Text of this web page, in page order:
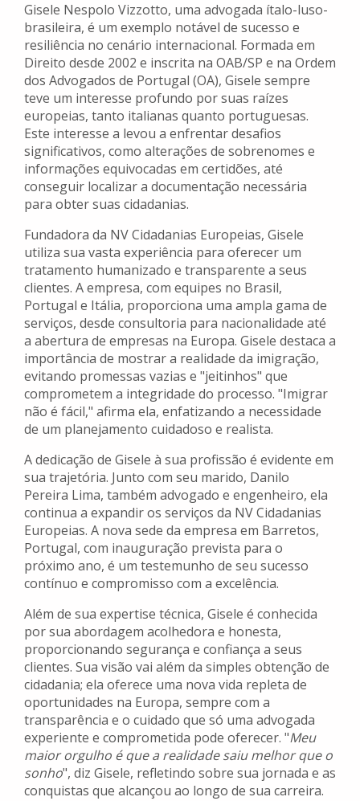
Gisele Nespolo Vizzotto, uma advogada ítalo-luso-
brasileira, é um exemplo notável de sucesso e
resiliência no cenário internacional. Formada em
Direito desde 2002 e inscrita na OAB/SP e na Ordem
dos Advogados de Portugal (OA), Gisele sempre
teve um interesse profundo por suas raízes
europeias, tanto italianas quanto portuguesas.
Este interesse a levou a enfrentar desafios
significativos, como alterações de sobrenomes e
informações equivocadas em certidões, até
conseguir localizar a documentação necessária
para obter suas cidadanias.
Fundadora da NV Cidadanias Europeias, Gisele
utiliza sua vasta experiência para oferecer um
tratamento humanizado e transparente a seus
clientes. A empresa, com equipes no Brasil,
Portugal e Itália, proporciona uma ampla gama de
serviços, desde consultoria para nacionalidade até
a abertura de empresas na Europa. Gisele destaca a
importância de mostrar a realidade da imigração,
evitando promessas vazias e "jeitinhos" que
comprometem a integridade do processo. "Imigrar
não é fácil," afirma ela, enfatizando a necessidade
de um planejamento cuidadoso e realista.
A dedicação de Gisele à sua profissão é evidente em
sua trajetória. Junto com seu marido, Danilo
Pereira Lima, também advogado e engenheiro, ela
continua a expandir os serviços da NV Cidadanias
Europeias. A nova sede da empresa em Barretos,
Portugal, com inauguração prevista para o
próximo ano, é um testemunho de seu sucesso
contínuo e compromisso com a excelência.
Além de sua expertise técnica, Gisele é conhecida
por sua abordagem acolhedora e honesta,
proporcionando segurança e confiança a seus
clientes. Sua visão vai além da simples obtenção de
cidadania; ela oferece uma nova vida repleta de
oportunidades na Europa, sempre com a
transparência e o cuidado que só uma advogada
experiente e comprometida pode oferecer. "Meu
maior orgulho é que a realidade saiu melhor que o
sonho", diz Gisele, refletindo sobre sua jornada e as
conquistas que alcançou ao longo de sua carreira.